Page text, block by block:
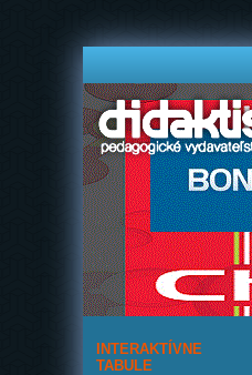
INTERAKTÍVNE
TABULE